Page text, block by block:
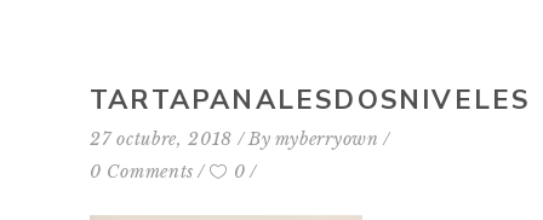
TARTAPANALESDOSNIVELES
27 octubre, 2018 By myberryown
0 Comments
0